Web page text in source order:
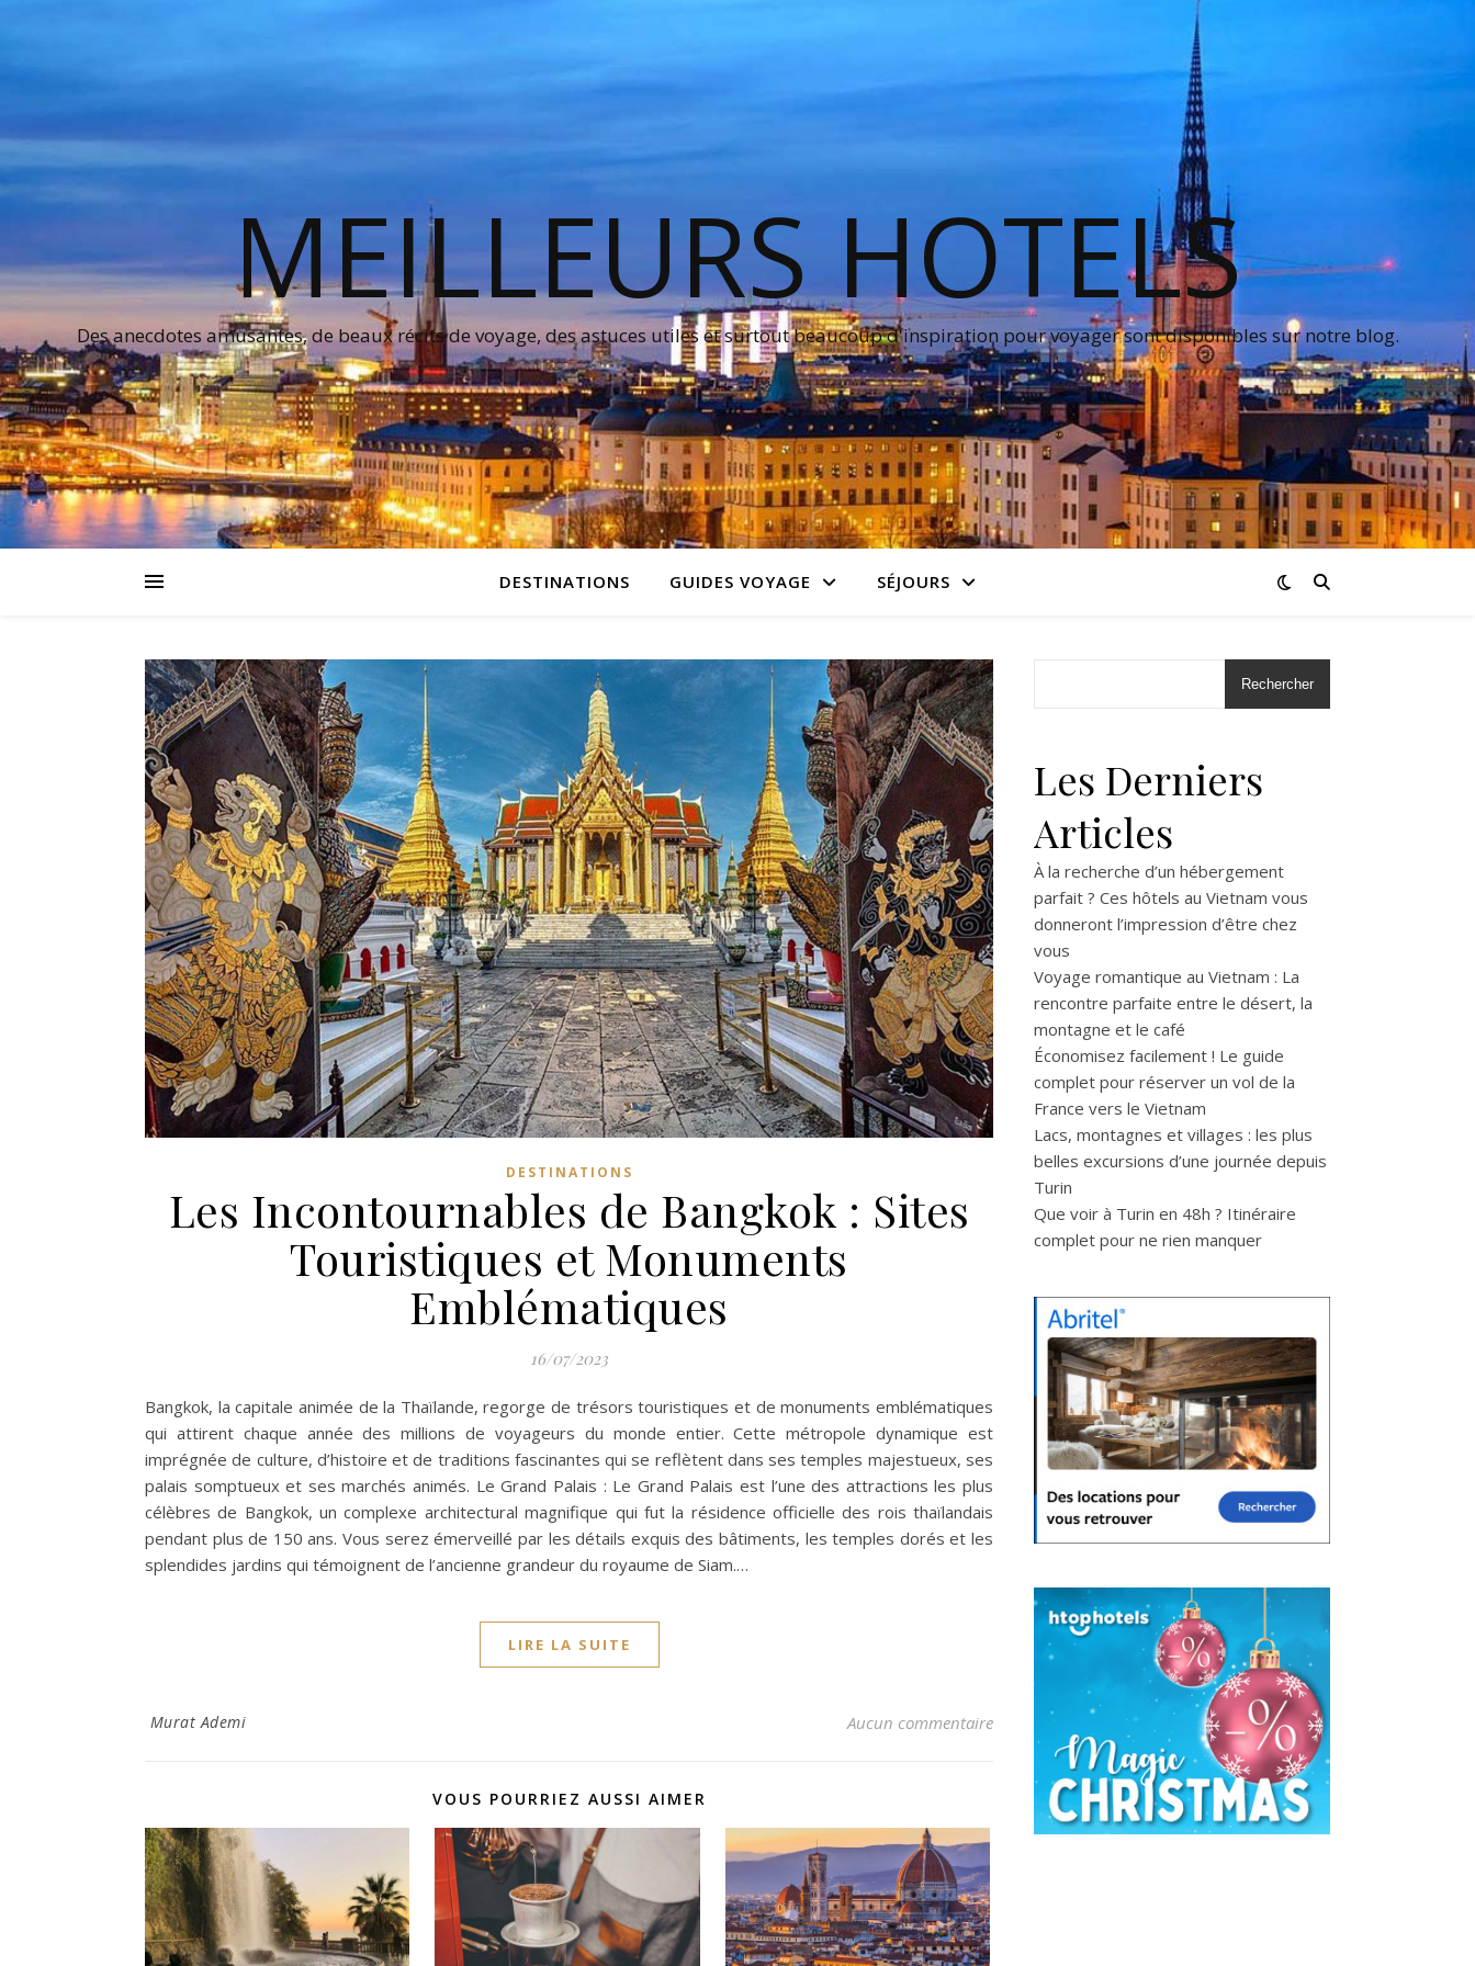
MEILLEURS HOTELS
Des anecdotes amusantes, de beaux récits de voyage, des astuces utiles et surtout beaucoup d'inspiration pour voyager sont disponibles sur notre blog.
DESTINATIONS GUIDES VOYAGE SÉJOURS
DESTINATIONS
Les Incontournables de Bangkok : Sites
Touristiques et Monuments
Emblématiques
16/07/2023
Bangkok, la capitale animée de la Thaïlande, regorge de trésors touristiques et de monuments emblématiques
qui attirent chaque année des millions de voyageurs du monde entier. Cette métropole dynamique est
imprégnée de culture, d’histoire et de traditions fascinantes qui se reflètent dans ses temples majestueux, ses
palais somptueux et ses marchés animés. Le Grand Palais : Le Grand Palais est l’une des attractions les plus
célèbres de Bangkok, un complexe architectural magnifique qui fut la résidence officielle des rois thaïlandais
pendant plus de 150 ans. Vous serez émerveillé par les détails exquis des bâtiments, les temples dorés et les
splendides jardins qui témoignent de l’ancienne grandeur du royaume de Siam.…
LIRE LA SUITE
Murat Ademi Aucun commentaire
VOUS POURRIEZ AUSSI AIMER
Rechercher
Les Derniers
Articles
À la recherche d’un hébergement
parfait ? Ces hôtels au Vietnam vous
donneront l’impression d’être chez
vous
Voyage romantique au Vietnam : La
rencontre parfaite entre le désert, la
montagne et le café
Économisez facilement ! Le guide
complet pour réserver un vol de la
France vers le Vietnam
Lacs, montagnes et villages : les plus
belles excursions d’une journée depuis
Turin
Que voir à Turin en 48h ? Itinéraire
complet pour ne rien manquer